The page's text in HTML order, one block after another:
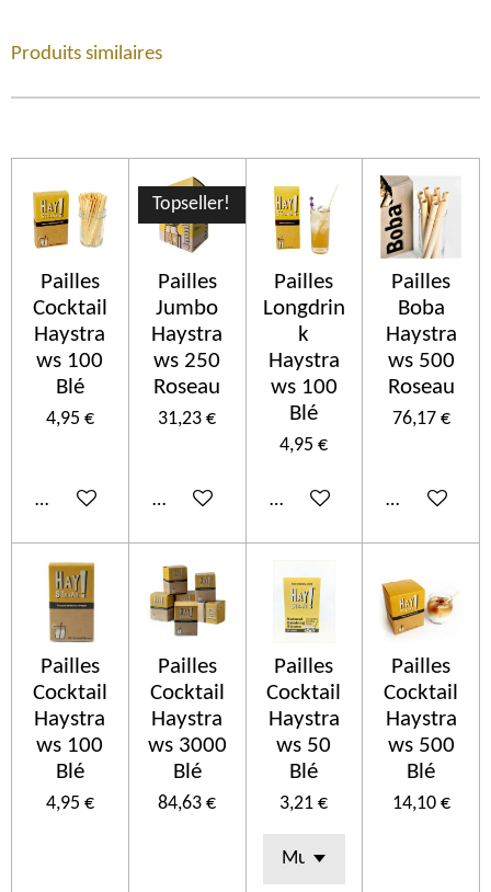
Produits similaires
Pailles
Cocktail
Haystra
ws 100
Blé
4,95 €
Añadir al carrito
Topseller!
Pailles
Jumbo
Haystra
ws 250
Roseau
31,23 €
Añadir al carrito
Pailles
Longdrin
k
Haystra
ws 100
Blé
4,95 €
Añadir al carrito
Pailles
Boba
Haystra
ws 500
Roseau
76,17 €
Añadir al
Pailles
Cocktail
Haystra
ws 100
Blé
4,95 €
Pailles
Cocktail
Haystra
ws 3000
Blé
84,63 €
Pailles
Cocktail
Haystra
ws 50
Blé
3,21 €
Pailles
Cocktail
Haystra
ws 500
Blé
14,10 €